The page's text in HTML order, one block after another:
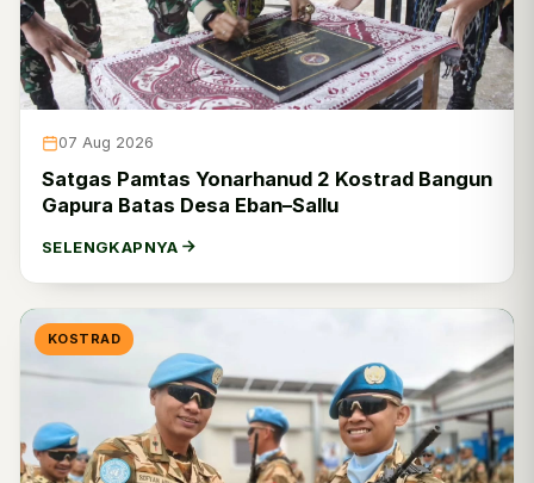
Kodam XVII/Cenderawasih 0
Kodam XVIII/Kasuari 0
Kodam Jaya 0
Kodam Iskandar Muda
Ditajenad
Dittopad
Disbintalad
4
Dislitbangad 0
07 Aug 2026
Satgas Pamtas Yonarhanud 2 Kostrad Bangun
Gapura Batas Desa Eban–Sallu
SELENGKAPNYA
KOSTRAD